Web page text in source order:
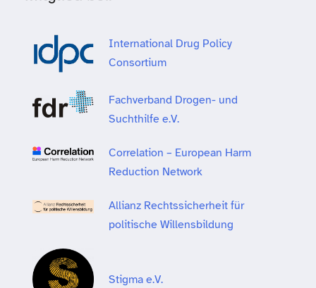
International Drug Policy
Consortium
Fachverband Drogen- und
Suchthilfe e.V.
Correlation – European Harm
Reduction Network
Allianz Rechtssicherheit für
politische Willensbildung
Stigma e.V.